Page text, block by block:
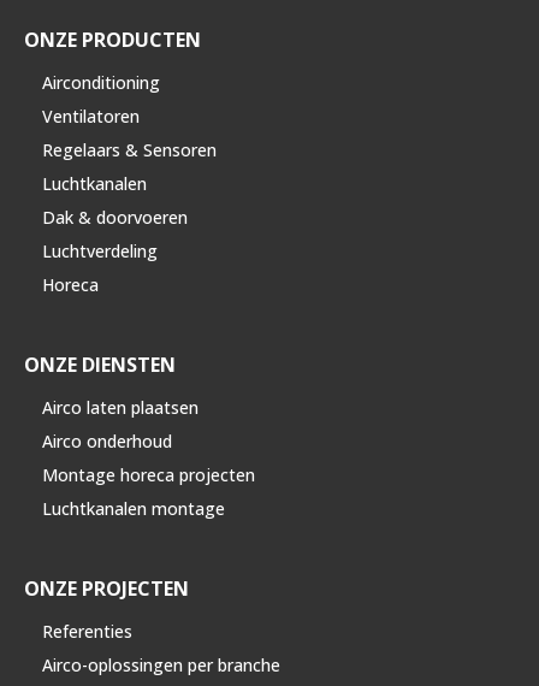
ONZE PRODUCTEN
Airconditioning
Ventilatoren
Regelaars & Sensoren
Luchtkanalen
Dak & doorvoeren
Luchtverdeling
Horeca
ONZE DIENSTEN
Airco laten plaatsen
Airco onderhoud
Montage horeca projecten
Luchtkanalen montage
ONZE PROJECTEN
Referenties
Airco-oplossingen per branche